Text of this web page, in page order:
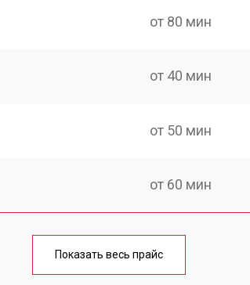
от 80 мин
от 40 мин
от 50 мин
от 60 мин
от 50 мин
Показать весь прайс